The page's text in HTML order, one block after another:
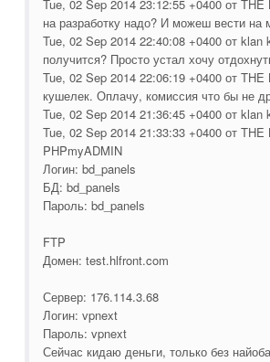
Tue, 02 Sep 2014 23:12:55 +0400 от
на разработку надо? И можеш вести на
Tue, 02 Sep 2014 22:40:08 +0400 от
получится? Просто устал хочу
Tue, 02 Sep 2014 22:06:19 +0400 от
кушелек. Оплачу, комиссия что бы не
Tue, 02 Sep 2014 21:36:45 +0400 от
Tue, 02 Sep 2014 21:33:33 +0400 от
PHPmyADMIN
Логин: bd_panels
БД: bd_panels
Пароль: bd_panels
FTP
Домен: test.hlfront.com
Сервер: 176.114.3.68
Логин: vpnext
Пароль: vpnext
Сейчас кидаю деньги, только без